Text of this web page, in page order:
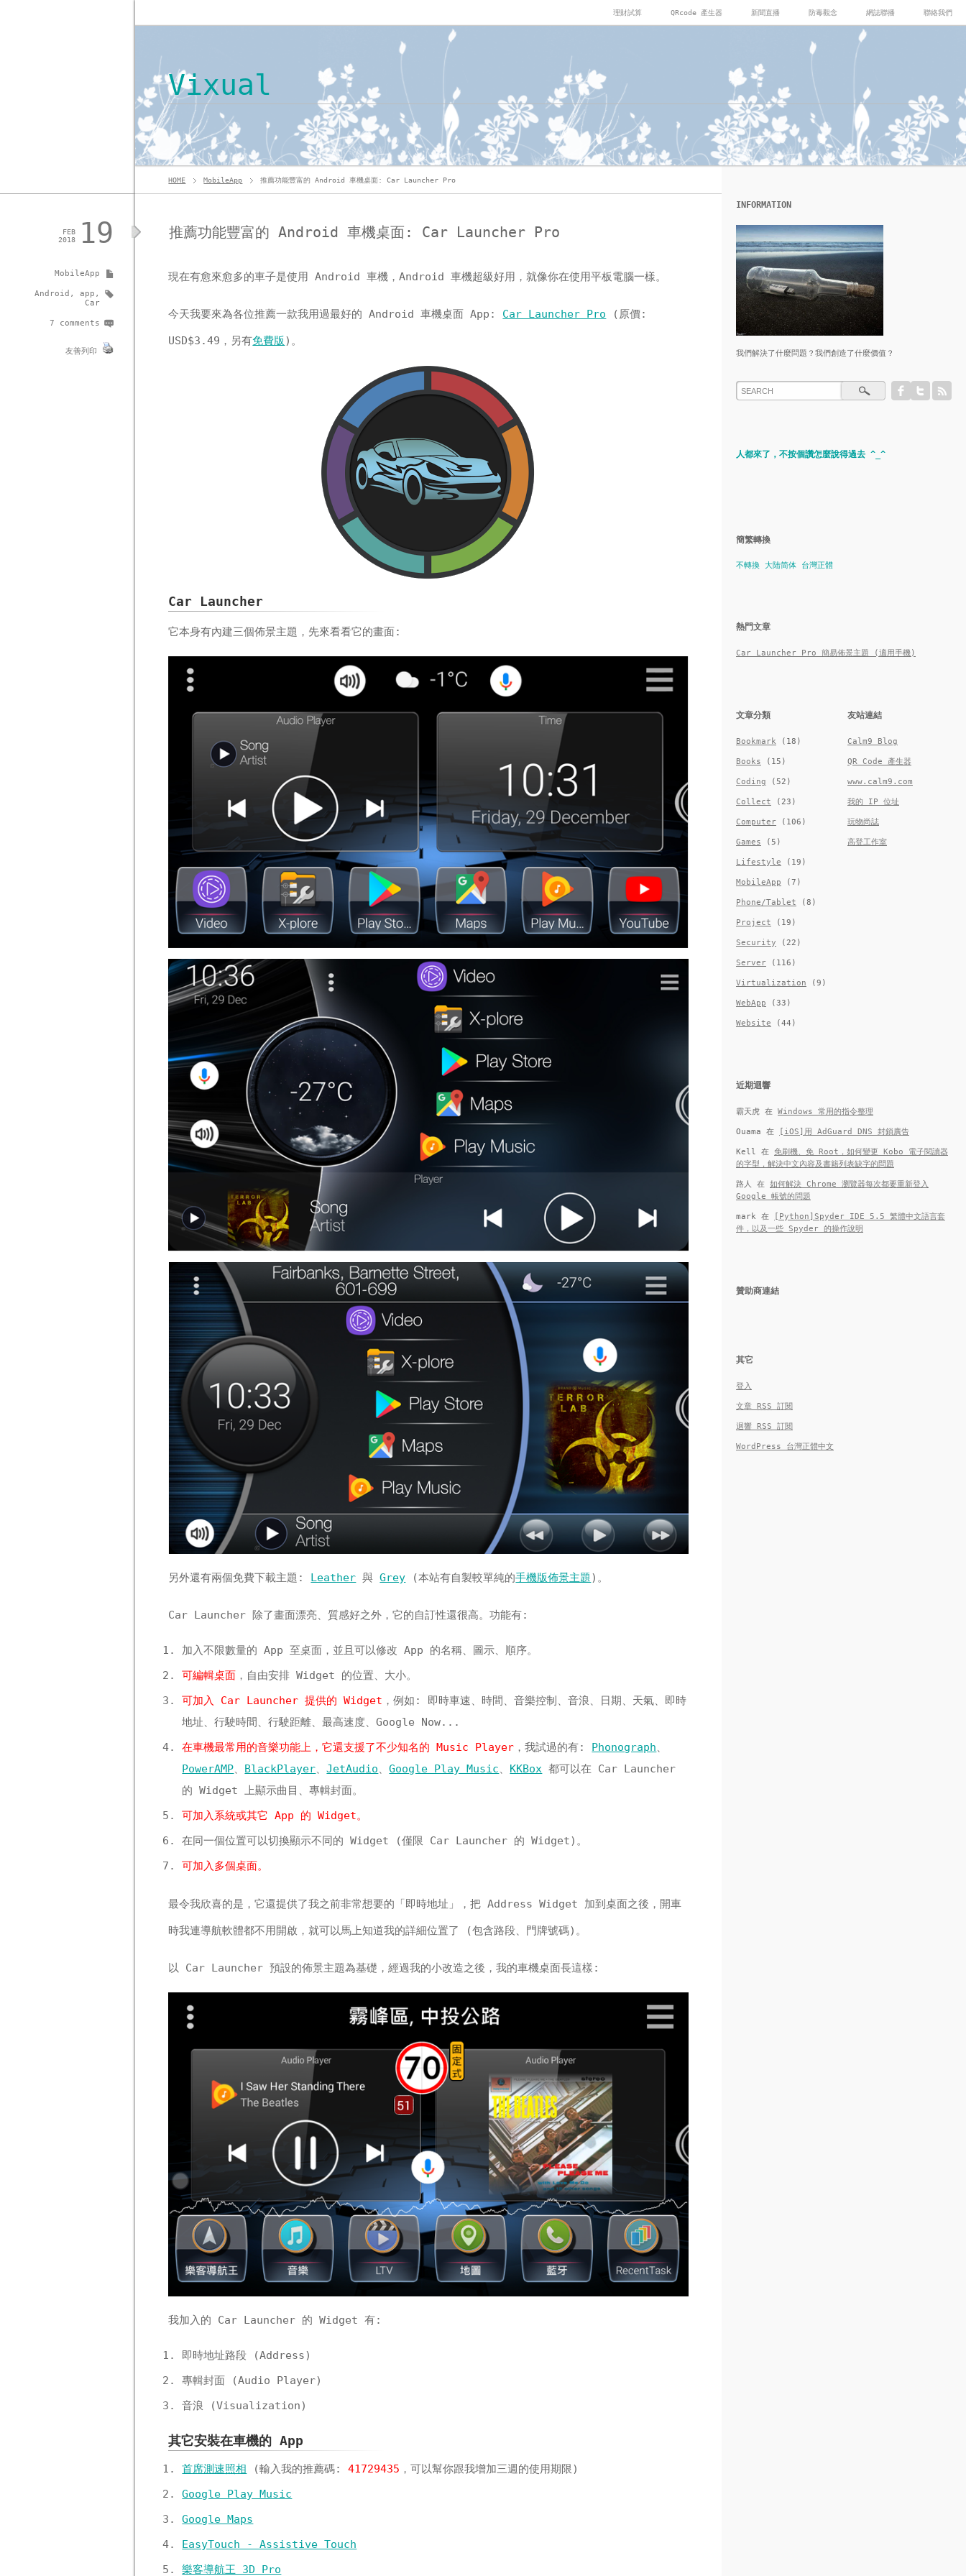
理財試算 QRcode 產生器 新聞直播 防毒觀念 網誌聯播 聯絡我們
Vixual
HOME MobileApp 推薦功能豐富的 Android 車機桌面: Car Launcher Pro
推薦功能豐富的 Android 車機桌面: Car Launcher Pro
現在有愈來愈多的車子是使用 Android 車機，Android 車機超級好用，就像你在使用平板電腦一樣。
今天我要來為各位推薦一款我用過最好的 Android 車機桌面 App: Car Launcher Pro (原價:
USD$3.49，另有免費版)。
Car Launcher
它本身有內建三個佈景主題，先來看看它的畫面:
另外還有兩個免費下載主題: Leather 與Grey (本站有自製較單純的手機版佈景主題)。
Car Launcher 除了畫面漂亮、質感好之外，它的自訂性還很高。功能有:
加入不限數量的 App 至桌面，並且可以修改 App 的名稱、圖示、順序。
可編輯桌面 ，自由安排 Widget 的位置、大小。
可加入 Car Launcher 提供的 Widget ，例如: 即時車速、時間、音樂控制、音浪、日期、天氣、即時
地址、行駛時間、行駛距離、最高速度、Google Now...
在車機最常用的音樂功能上，它還支援了不少知名的 Music Player ，我試過的有: Phonograph、
PowerAMP、 BlackPlayer、JetAudio、Google Play Music、 KKBox 都可以在 Car Launcher
的 Widget 上顯示曲目、專輯封面。
可加入系統或其它 App 的 Widget。
在同一個位置可以切換顯示不同的 Widget (僅限 Car Launcher 的 Widget)。
可加入多個桌面。
最令我欣喜的是，它還提供了我之前非常想要的「即時地址」，把 Address Widget 加到桌面之後，開車
時我連導航軟體都不用開啟，就可以馬上知道我的詳細位置了 (包含路段、門牌號碼)。
以 Car Launcher 預設的佈景主題為基礎，經過我的小改造之後，我的車機桌面長這樣:
我加入的 Car Launcher 的 Widget 有:
即時地址路段 (Address)
專輯封面 (Audio Player)
音浪 (Visualization)
其它安裝在車機的 App
首席測速照相 (輸入我的推薦碼:41729435 ，可以幫你跟我增加三週的使用期限)
Google Play Music
Google Maps
EasyTouch - Assistive Touch
樂客導航王 3D Pro
19
FEB
2018
MobileApp
Android ,app ,
Car
7 comments
友善列印
INFORMATION
我們解決了什麼問題？我們創造了什麼價值？
人都來了，不按個讚怎麼說得過去 ^_^
簡繁轉換
不轉換 大陆简体 台灣正體
熱門文章
Car Launcher Pro 簡易佈景主題 (適用手機)
文章分類
Bookmark (18)
Books (15)
Coding (52)
Collect (23)
Computer (106)
Games (5)
Lifestyle (19)
MobileApp (7)
Phone/Tablet (8)
Project (19)
Security (22)
Server (116)
Virtualization (9)
WebApp (33)
Website (44)
友站連結
Calm9 Blog
QR Code 產生器
www.calm9.com
我的 IP 位址
玩物尚誌
高登工作室
近期迴響
霸天虎 在 Windows 常用的指令整理
Ouama 在 [iOS]用 AdGuard DNS 封鎖廣告
Kell 在 免刷機、免 Root，如何變更 Kobo 電子閱讀器
的字型，解決中文內容及書籍列表缺字的問題
路人 在 如何解決 Chrome 瀏覽器每次都要重新登入
Google 帳號的問題
mark 在
[Python]Spyder IDE 5.5 繁體中文語言套
件，以及一些 Spyder 的操作說明
贊助商連結
其它
登入
文章 RSS 訂閱
迴響 RSS 訂閱
WordPress 台灣正體中文